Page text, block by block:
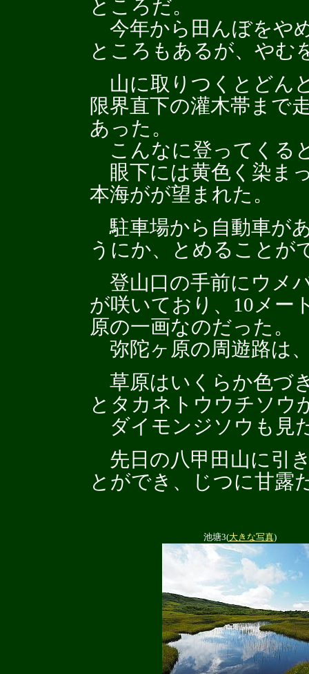
ところだ。
今年から田んぼをや
ところもあるが、やむ
山に取りつくとどん
限界直下の灌木帯まで
あった。
こんなに登ってくる
眼下には黄色く染ま
本海がが望まれた。
駐車場から自動車が
うにか、とめることが
登山口の手前にウメ
が咲いており、10メー
原の一画なのだった。
弥陀ヶ原の周遊路は
草原はいくらか色づ
とタカネトウウチソウ
ダイモンジソウも見
先日の八甲田山に引
とができ、じつに甘露
池塘3(大きな写真)